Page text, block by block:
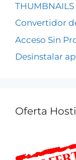
Convertidor
Acceso Sin
Desinstalar
Oferta